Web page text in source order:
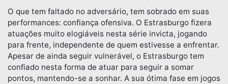
O que tem faltado no adversário, tem sobrado em suas
performances: confiança ofensiva. O Estrasburgo fizera
atuações muito elogiáveis nesta série invicta, jogando
para frente, independente de quem estivesse a enfrentar.
Apesar de ainda seguir vulnerável, o Estrasburgo tem
confiado nesta forma de atuar para seguir a somar
pontos, mantendo-se a sonhar. A sua ótima fase em jogos